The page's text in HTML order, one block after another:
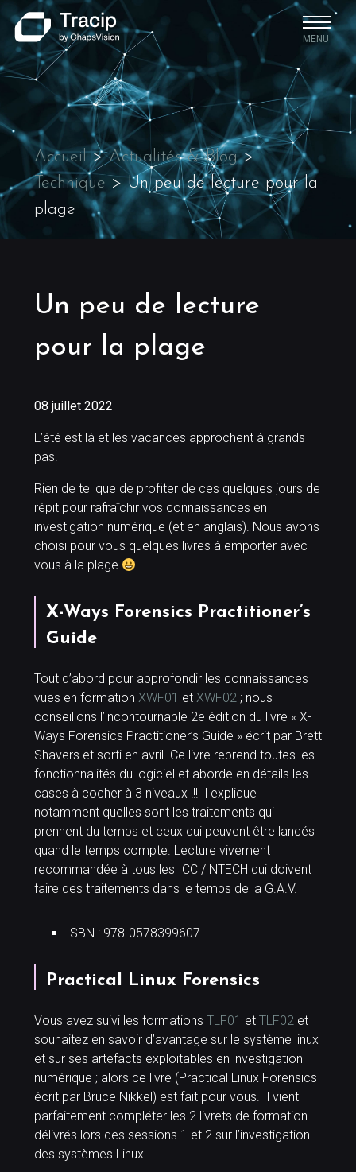
MENU
Accueil>Actualités & Blog>
Technique >Un peu de lecture pour la
plage
Un peu de lecture
pour la plage
08 juillet 2022
L’été est là et les vacances approchent à grands
pas.
Rien de tel que de profiter de ces quelques jours de
répit pour rafraîchir vos connaissances en
investigation numérique (et en anglais). Nous avons
choisi pour vous quelques livres à emporter avec
vous à la plage
X-Ways Forensics Practitioner’s
Guide
Tout d’abord pour approfondir les connaissances
vues en formation XWF01 et XWF02 ; nous
conseillons l’incontournable 2e édition du livre « X-
Ways Forensics Practitioner’s Guide » écrit par Brett
Shavers et sorti en avril. Ce livre reprend toutes les
fonctionnalités du logiciel et aborde en détails les
cases à cocher à 3 niveaux !!! Il explique
notamment quelles sont les traitements qui
prennent du temps et ceux qui peuvent être lancés
quand le temps compte. Lecture vivement
recommandée à tous les ICC / NTECH qui doivent
faire des traitements dans le temps de la G.A.V.
ISBN : 978-0578399607
Practical Linux Forensics
Vous avez suivi les formations TLF01 et TLF02 et
souhaitez en savoir d’avantage sur le système linux
et sur ses artefacts exploitables en investigation
numérique ; alors ce livre (Practical Linux Forensics
écrit par Bruce Nikkel) est fait pour vous. Il vient
parfaitement compléter les 2 livrets de formation
délivrés lors des sessions 1 et 2 sur l’investigation
des systèmes Linux.